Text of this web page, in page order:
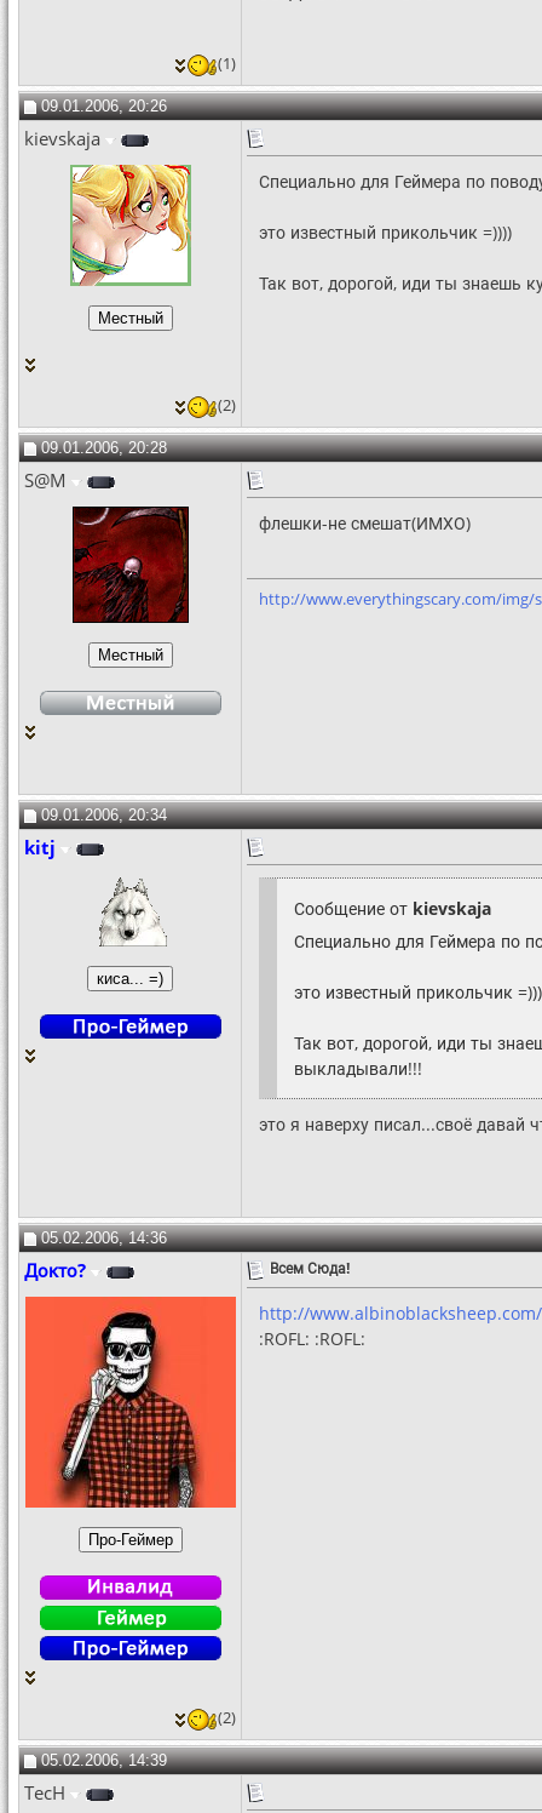
(1)
09.01.2006, 20:26
kievskaja
Специально для Геймера по
это известный прикольчик =))))
Так вот, дорогой, иди ты знаешь
(2)
09.01.2006, 20:28
S@M
флешки-не смешат(ИМХО)
http://www.everythingscary.com/img/
09.01.2006, 20:34
kitj
Сообщение от kievskaja
Специально для Геймера по
это известный прикольчик
Так вот, дорогой, иди ты
выкладывали!!!
это я наверху писал...своё давай
05.02.2006, 14:36
Докто? Всем Сюда!
http://
:ROFL: :ROFL:
(2)
05.02.2006, 14:39
TecH